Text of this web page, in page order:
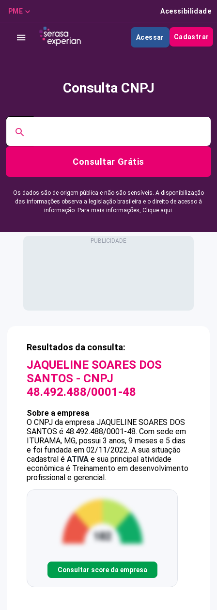
PME Acessibilidade
Acessar Cadastrar
Consulta CNPJ
Consultar Grátis
Os dados são de origem pública e não são sensíveis. A disponibilização
das informações observa a legislação brasileira e o direito de acesso à
informação. Para mais informações, Clique aqui.
Resultados da consulta:
JAQUELINE SOARES DOS
SANTOS - CNPJ
48.492.488/0001-48
Sobre a empresa
O CNPJ da empresa JAQUELINE SOARES DOS
SANTOS é 48.492.488/0001-48. Com sede em
ITURAMA, MG, possui 3 anos, 9 meses e 5 dias
e foi fundada em 02/11/2022. A sua situação
cadastral é ATIVA e sua principal atividade
econômica é Treinamento em desenvolvimento
profissional e gerencial.
Consultar score da empresa